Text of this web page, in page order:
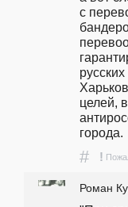
с
целей,
города.
# !
Роман